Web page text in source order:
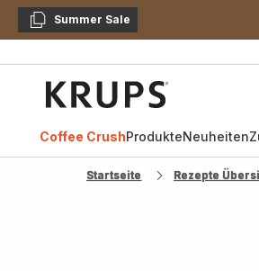
KopierenSummer Sale
Coffee CrushProdukteNeuheiten
Startseite Rezepte